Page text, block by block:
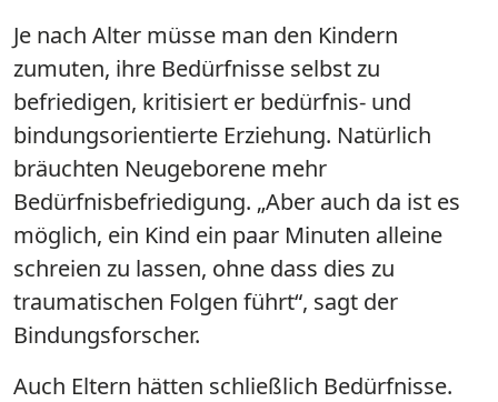
Je nach Alter müsse man den Kindern
zumuten, ihre Bedürfnisse selbst zu
befriedigen, kritisiert er bedürfnis- und
bindungsorientierte Erziehung. Natürlich
bräuchten Neugeborene mehr
Bedürfnisbefriedigung. „Aber auch da ist es
möglich, ein Kind ein paar Minuten alleine
schreien zu lassen, ohne dass dies zu
traumatischen Folgen führt“, sagt der
Bindungsforscher.
Auch Eltern hätten schließlich Bedürfnisse.